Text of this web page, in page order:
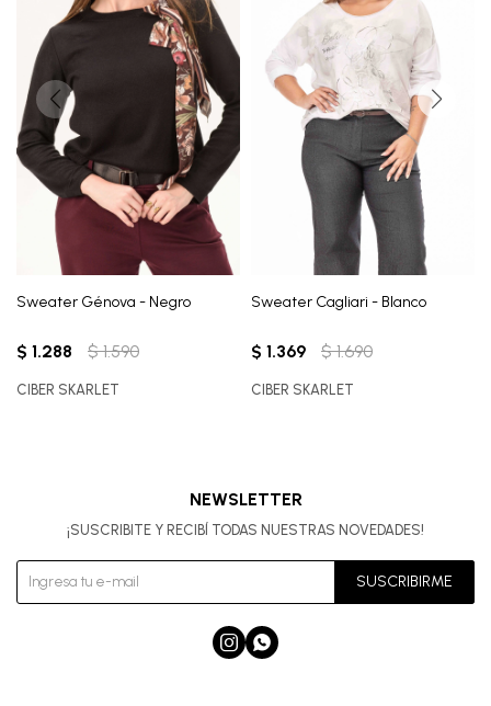
Sweater Génova - Negro
$ 1.288 $ 1.590
CIBER SKARLET
Sweater Cagliari - Blanco
$ 1.369 $ 1.690
CIBER SKARLET
NEWSLETTER
¡SUSCRIBITE Y RECIBÍ TODAS NUESTRAS NOVEDADES!
SUSCRIBIRME
 